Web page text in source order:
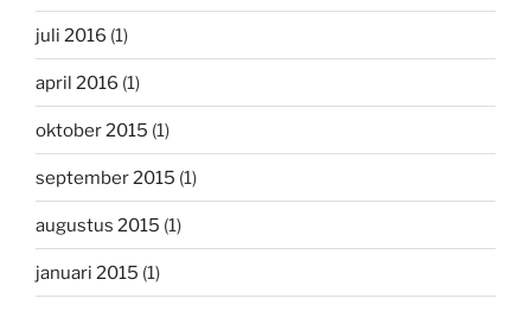
juli 2016 (1)
april 2016 (1)
oktober 2015 (1)
september 2015 (1)
augustus 2015 (1)
januari 2015 (1)